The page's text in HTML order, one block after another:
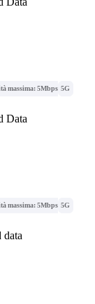
massima: 5Mbps 5G
Data
massima: 5Mbps 5G
data